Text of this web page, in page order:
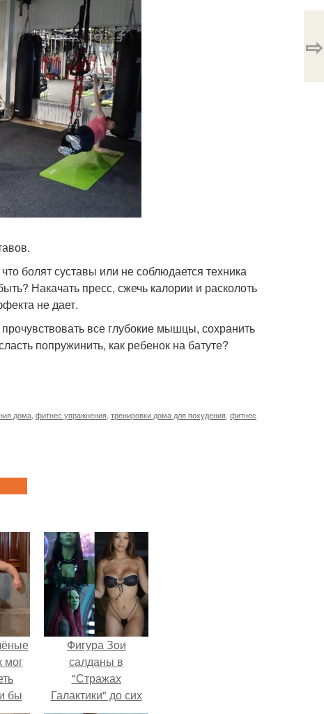
болят суставы или не соблюдается техника
Накачать пресс, сжечь калории и расколоть
не дает.
все глубокие мышцы, сохранить
попружинить, как ребенок на батуте?
дома фитнес упражнения тренировки дома для похудения фитнес
⇨
мог
бы
Фигура Зои
салданы в
"Стражах
Галактики" до сих